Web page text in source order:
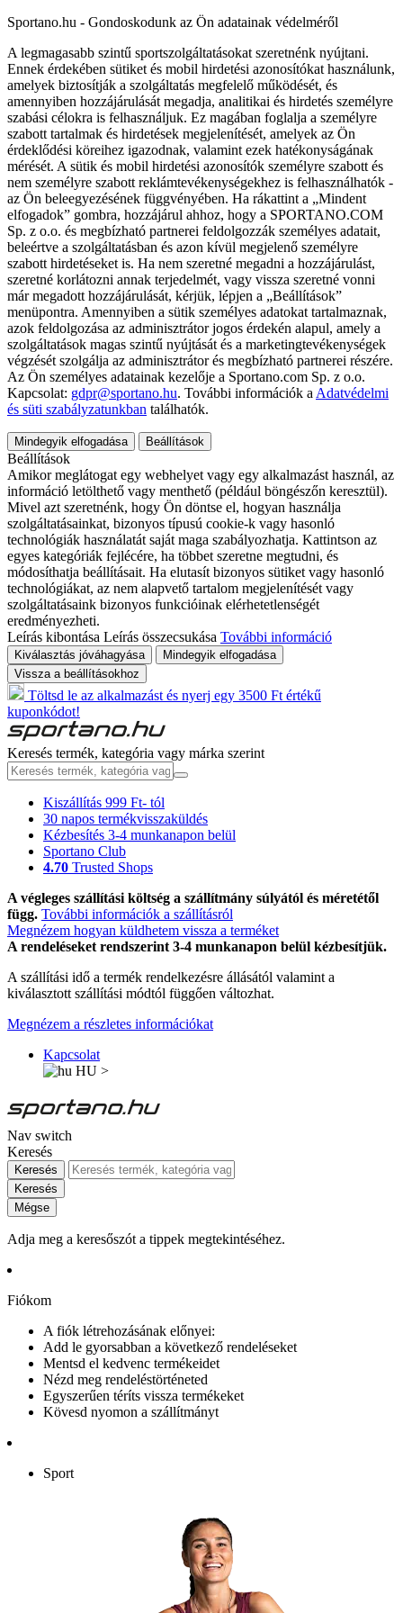
Sportano.hu - Gondoskodunk az Ön adatainak védelméről
A legmagasabb szintű sportszolgáltatásokat szeretnénk nyújtani.
Ennek érdekében sütiket és mobil hirdetési azonosítókat használunk,
amelyek biztosítják a szolgáltatás megfelelő működését, és
amennyiben hozzájárulását megadja, analitikai és hirdetés személyre
szabási célokra is felhasználjuk. Ez magában foglalja a személyre
szabott tartalmak és hirdetések megjelenítését, amelyek az Ön
érdeklődési köreihez igazodnak, valamint ezek hatékonyságának
mérését. A sütik és mobil hirdetési azonosítók személyre szabott és
nem személyre szabott reklámtevékenységekhez is felhasználhatók -
az Ön beleegyezésének függvényében. Ha rákattint a „Mindent
elfogadok” gombra, hozzájárul ahhoz, hogy a SPORTANO.COM
Sp. z o.o. és megbízható partnerei feldolgozzák személyes adatait,
beleértve a szolgáltatásban és azon kívül megjelenő személyre
szabott hirdetéseket is. Ha nem szeretné megadni a hozzájárulást,
szeretné korlátozni annak terjedelmét, vagy vissza szeretné vonni
már megadott hozzájárulását, kérjük, lépjen a „Beállítások”
menüpontra. Amennyiben a sütik személyes adatokat tartalmaznak,
azok feldolgozása az adminisztrátor jogos érdekén alapul, amely a
szolgáltatások magas szintű nyújtását és a marketingtevékenységek
végzését szolgálja az adminisztrátor és megbízható partnerei részére.
Az Ön személyes adatainak kezelője a Sportano.com Sp. z o.o.
Kapcsolat: gdpr@sportano.hu. További információk a Adatvédelmi
és süti szabályzatunkban találhatók.
Mindegyik elfogadása Beállítások
Beállítások
Amikor meglátogat egy webhelyet vagy egy alkalmazást használ, az
információ letölthető vagy menthető (például böngészőn keresztül).
Mivel azt szeretnénk, hogy Ön döntse el, hogyan használja
szolgáltatásainkat, bizonyos típusú cookie-k vagy hasonló
technológiák használatát saját maga szabályozhatja. Kattintson az
egyes kategóriák fejlécére, ha többet szeretne megtudni, és
módosíthatja beállításait. Ha elutasít bizonyos sütiket vagy hasonló
technológiákat, az nem alapvető tartalom megjelenítését vagy
szolgáltatásaink bizonyos funkcióinak elérhetetlenségét
eredményezheti.
Leírás kibontása Leírás összecsukása További információ
Kiválasztás jóváhagyása
Mindegyik elfogadása
Vissza a beállításokhoz
Töltsd le az alkalmazást és nyerj egy 3500 Ft értékű
kuponkódot!
Keresés termék, kategória vagy márka szerint
Kiszállítás 999 Ft- tól
30 napos termékvisszaküldés
Kézbesítés 3-4 munkanapon belül
Sportano Club
4.70 Trusted Shops
A végleges szállítási költség a szállítmány súlyától és méretétől
függ. További információk a szállításról
Megnézem hogyan küldhetem vissza a terméket
A rendeléseket rendszerint 3-4 munkanapon belül kézbesítjük.
A szállítási idő a termék rendelkezésre állásától valamint a
kiválasztott szállítási módtól függően változhat.
Megnézem a részletes információkat
Kapcsolat
HU >
Nav switch
Keresés
Keresés
Keresés
Mégse
Adja meg a keresőszót a tippek megtekintéséhez.
Fiókom
A fiók létrehozásának előnyei:
Add le gyorsabban a következő rendeléseket
Mentsd el kedvenc termékeidet
Nézd meg rendeléstörténeted
Egyszerűen téríts vissza termékeket
Kövesd nyomon a szállítmányt
Sport